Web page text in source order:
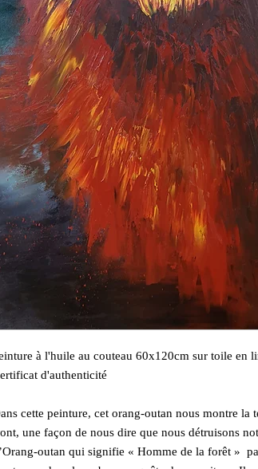
à l'huile au couteau 60x120cm sur toile en
d'authenticité
cette peinture, cet orang-outan nous montre la
une façon de nous dire que nous détruisons
outan qui signifie « Homme de la forêt »